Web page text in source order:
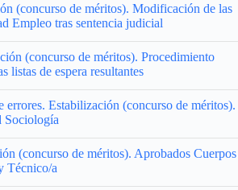
(concurso de méritos). Modificación de las
Empleo tras sentencia judicial
(concurso de méritos). Procedimiento
listas de espera resultantes
errores. Estabilización (concurso de méritos).
Sociología
(concurso de méritos). Aprobados Cuerpos
Técnico/a